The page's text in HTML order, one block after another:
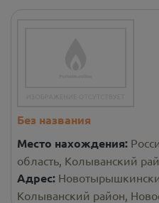
Без названия
Место нахождения:
область, Колыванский
Адрес:
Колыванский район,